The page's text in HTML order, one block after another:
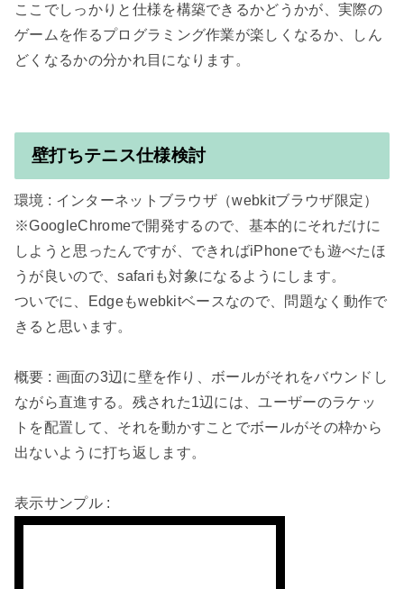
ここでしっかりと仕様を構築できるかどうかが、実際の
ゲームを作るプログラミング作業が楽しくなるか、しん
壁打ちテニス仕様検討
環境 : インターネットブラウザ（webkitブラウザ限定）
※GoogleChromeで開発するので、基本的にそれだけに
しようと思ったんですが、できればiPhoneでも遊べたほ
うが良いので、safariも対象になるようにします。
ついでに、Edgeもwebkitベースなので、問題なく動作で
きると思います。
概要 : 画面の3辺に壁を作り、ボールがそれをバウンドし
ながら直進する。残された1辺には、ユーザーのラケッ
トを配置して、それを動かすことでボールがその枠から
出ないように打ち返します。